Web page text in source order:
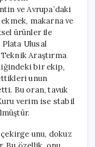
İçeren
Çekirge
Ununun
Faydaları
ve
Dezavantajları
için
ve Avrupa’daki
makarna ve
ürünler ile
Plata Ulusal
Araştırma
bir ekip,
unun
Bu oran, tavuk
verim ise stabil
unu, dokuz